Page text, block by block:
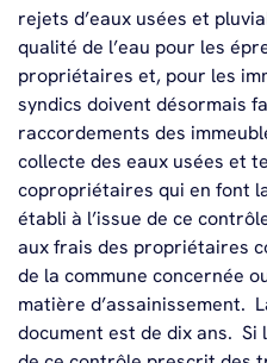
rejets d’eaux usées et
qualité de l’eau pour les
propriétaires et, pour les
syndics doivent désormais
raccordements des
collecte des eaux usées et
copropriétaires qui en font
établi à l’issue de ce
aux frais des propriétaires
de la commune concernée
matière d’assainissement.
document est de dix ans. Si